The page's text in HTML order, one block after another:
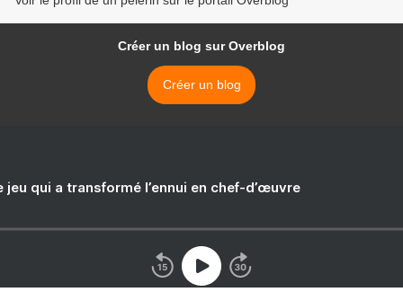
Créer un blog sur Overblog
Créer un blog
jeu qui a transformé l’ennui en chef-d’œuvre